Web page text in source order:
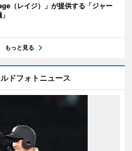
（レイジ）」が提供する「ジャー
もっと見る
ドフォトニュース